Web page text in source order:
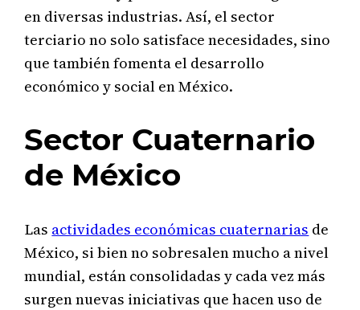
en diversas industrias. Así, el sector
terciario no solo satisface necesidades, sino
que también fomenta el desarrollo
económico y social en México.
Sector Cuaternario
de México
Las actividades económicas cuaternarias de
México, si bien no sobresalen mucho a nivel
mundial, están consolidadas y cada vez más
surgen nuevas iniciativas que hacen uso de